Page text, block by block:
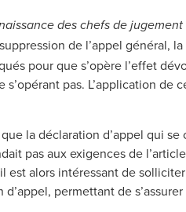
des chefs de jugement
de l’appel général,
pour que s’opère l’effet
pas. L’application de
la déclaration d’appel qui se
pas aux exigences de
est alors intéressant de
permettant de